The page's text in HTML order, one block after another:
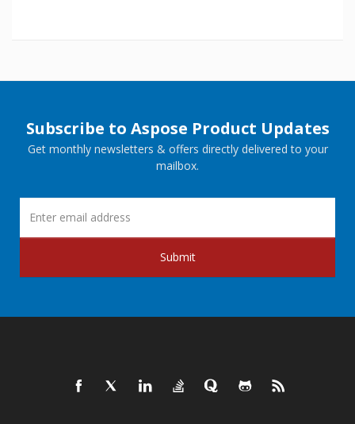
Subscribe to Aspose Product Updates
Get monthly newsletters & offers directly delivered to your
mailbox.
Submit